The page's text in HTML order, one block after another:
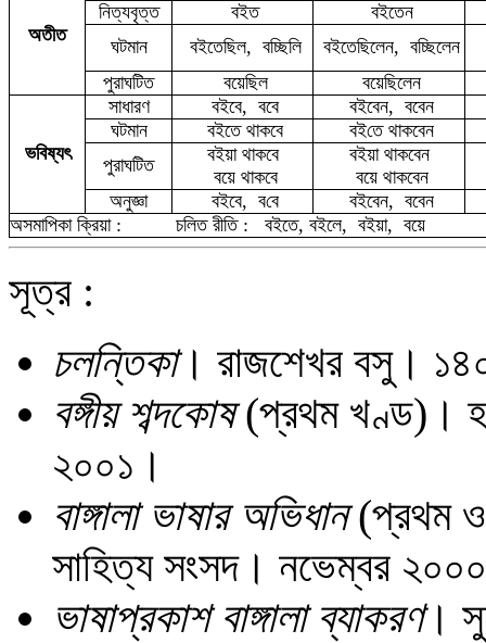
অতীত
নিত্যবৃত্ত
বইত
বইতেন
ঘটমান
বইতেছিল, বচ্ছিলি বইতেছিলেন, বচ্ছিলেন
পুরাঘটিত
বয়েছিল বয়েছিলেন
ভবিষ্যৎ
সাধারণ বইবে, ববে বইবেন, ববেন
ঘটমান
বইতেথাকবে বইতে থাকবেন
পুরাঘটিত
বইয়াথাকবে
বয়ে থাকবে
বইয়াথাকবেন
বয়ে থাকবেন
অনুজ্ঞা
বইবে, ববে বইবেন, ববেন
অসমাপিকা ক্রিয়া :
চলিত রীতি : বইতে, বইলে, বইয়া, বয়ে
সূত্র :
চলন্তিকা। রাজশেখর বসু।
বঙ্গীয় শব্দকোষ(প্রথম খণ্ড)।
২০০১।
বাঙ্গালা ভাষার অভিধান(প্রথম ও
সাহিত্য সংসদ। নভেম্বর
ভাষাপ্রকাশ বাঙ্গালা ব্যাকরণ।